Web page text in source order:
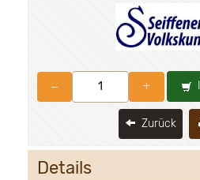
– +
Zurück
Details